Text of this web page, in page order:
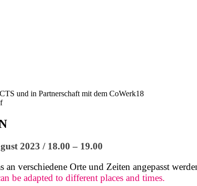
und in Partnerschaft mit dem CoWerk18
2023 / 18.00 – 19.00
an verschiedene Orte und Zeiten angepasst
be adapted to different places and times.